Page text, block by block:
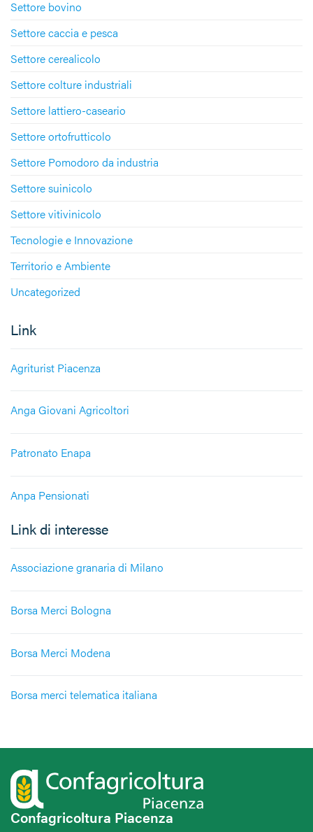
Settore bovino
Settore caccia e pesca
Settore cerealicolo
Settore colture industriali
Settore lattiero-caseario
Settore ortofrutticolo
Settore Pomodoro da industria
Settore suinicolo
Settore vitivinicolo
Tecnologie e Innovazione
Territorio e Ambiente
Uncategorized
Link
Agriturist Piacenza
Anga Giovani Agricoltori
Patronato Enapa
Anpa Pensionati
Link di interesse
Associazione granaria di Milano
Borsa Merci Bologna
Borsa Merci Modena
Borsa merci telematica italiana
Confagricoltura Piacenza